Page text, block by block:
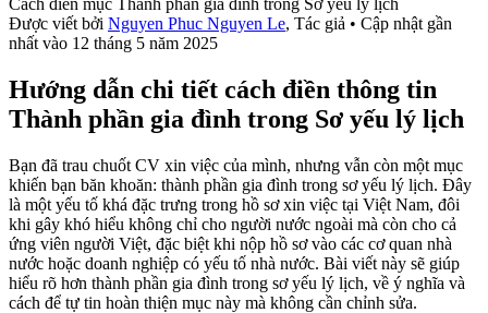
Được viết bởi Nguyen Phuc Nguyen Le, Tác giả • Cập nhật gần
nhất vào 12 tháng 5 năm 2025
Hướng dẫn chi tiết cách điền thông tin
Thành phần gia đình trong Sơ yếu lý lịch
Bạn đã trau chuốt CV xin việc của mình, nhưng vẫn còn một mục
khiến bạn băn khoăn: thành phần gia đình trong sơ yếu lý lịch. Đây
là một yếu tố khá đặc trưng trong hồ sơ xin việc tại Việt Nam, đôi
khi gây khó hiểu không chỉ cho người nước ngoài mà còn cho cả
ứng viên người Việt, đặc biệt khi nộp hồ sơ vào các cơ quan nhà
nước hoặc doanh nghiệp có yếu tố nhà nước. Bài viết này sẽ giúp
hiểu rõ hơn thành phần gia đình trong sơ yếu lý lịch, về ý nghĩa và
cách để tự tin hoàn thiện mục này mà không cần chỉnh sửa.